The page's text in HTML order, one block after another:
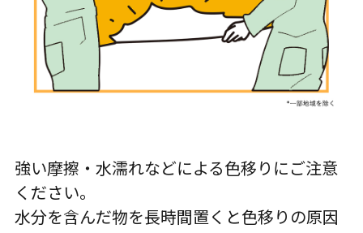
強い摩擦・水濡れなどによる色移りにご注意
ください。
水分を含んだ物を長時間置くと色移りの原因